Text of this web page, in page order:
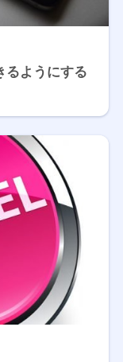
ようにする